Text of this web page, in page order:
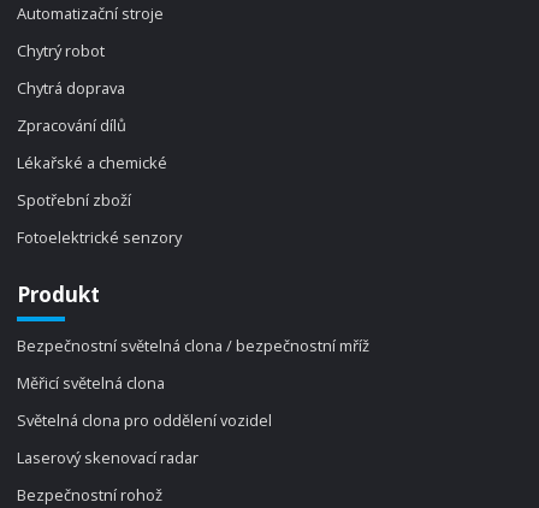
Automatizační stroje
Chytrý robot
Chytrá doprava
Zpracování dílů
Lékařské a chemické
Spotřební zboží
Fotoelektrické senzory
Produkt
Bezpečnostní světelná clona / bezpečnostní mříž
Měřicí světelná clona
Světelná clona pro oddělení vozidel
Laserový skenovací radar
Bezpečnostní rohož